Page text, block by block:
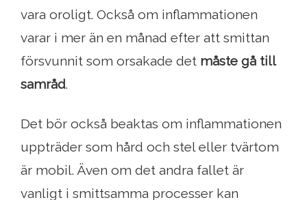
vara oroligt. Också om inflammationen
varar i mer än en månad efter att smittan
försvunnit som orsakade det måste gå till
samråd.
Det bör också beaktas om inflammationen
uppträder som hård och stel eller tvärtom
är mobil. Även om det andra fallet är
vanligt i smittsamma processer kan